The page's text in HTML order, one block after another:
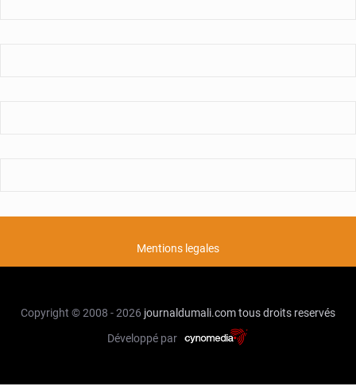
Mentions legales
Copyright © 2008 - 2026 journaldumali.comtous droits reservés
Développé par